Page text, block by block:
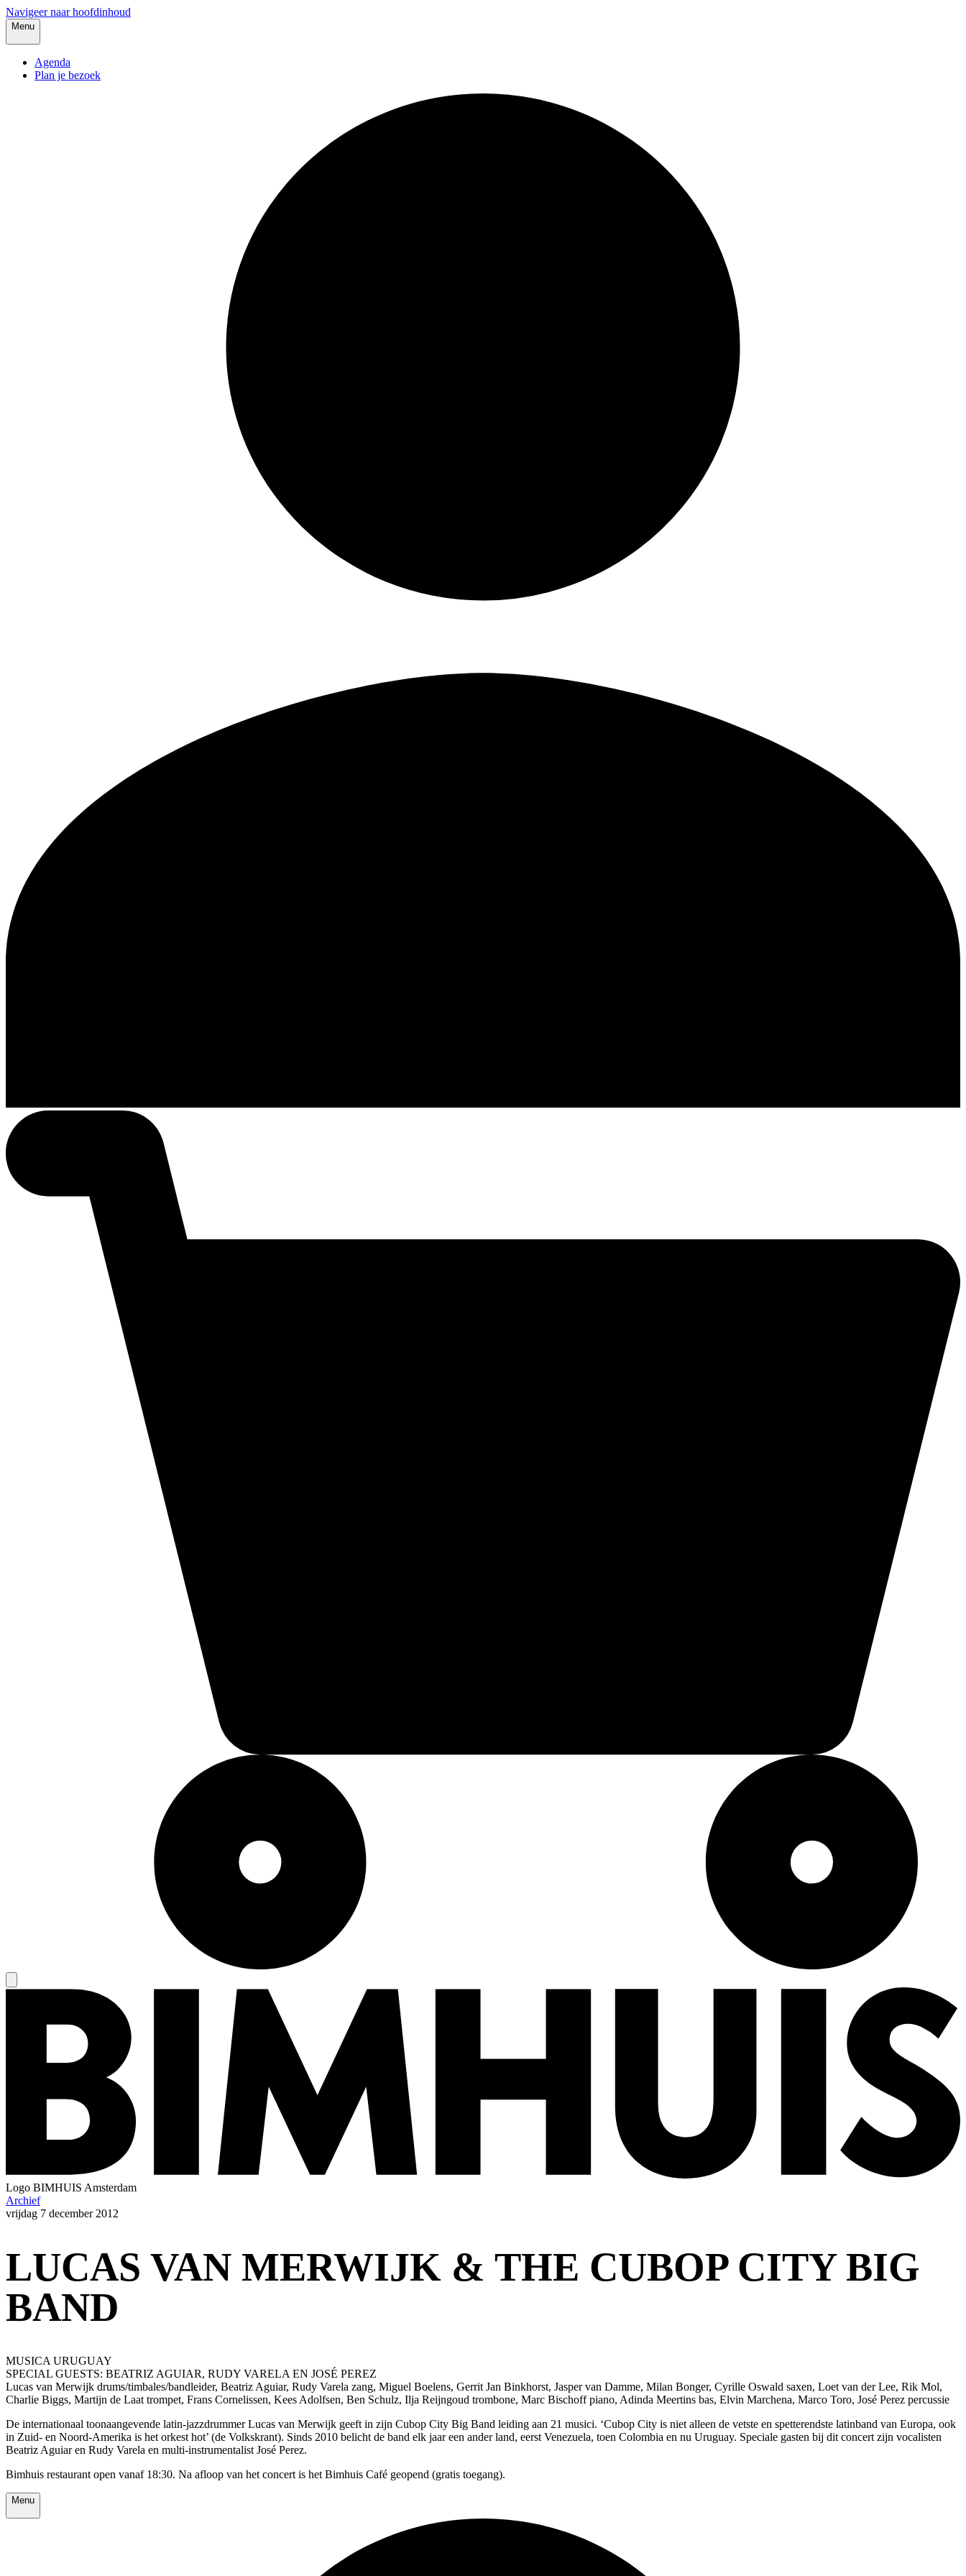
Navigeer naar hoofdinhoud
Menu
Agenda
Plan je bezoek
Logo BIMHUIS Amsterdam
Archief
vrijdag 7 december 2012
LUCAS VAN MERWIJK & THE CUBOP CITY BIG
BAND
MUSICA URUGUAY
SPECIAL GUESTS: BEATRIZ AGUIAR, RUDY VARELA EN JOSÉ PEREZ
Lucas van Merwijk drums/timbales/bandleider, Beatriz Aguiar, Rudy Varela zang, Miguel Boelens, Gerrit Jan Binkhorst, Jasper van Damme, Milan Bonger, Cyrille Oswald saxen, Loet van der Lee, Rik Mol,
Charlie Biggs, Martijn de Laat trompet, Frans Cornelissen, Kees Adolfsen, Ben Schulz, Ilja Reijngoud trombone, Marc Bischoff piano, Adinda Meertins bas, Elvin Marchena, Marco Toro, José Perez percussie
De internationaal toonaangevende latin-jazzdrummer Lucas van Merwijk geeft in zijn Cubop City Big Band leiding aan 21 musici. ‘Cubop City is niet alleen de vetste en spetterendste latinband van Europa, ook
in Zuid- en Noord-Amerika is het orkest hot’ (de Volkskrant). Sinds 2010 belicht de band elk jaar een ander land, eerst Venezuela, toen Colombia en nu Uruguay. Speciale gasten bij dit concert zijn vocalisten
Beatriz Aguiar en Rudy Varela en multi-instrumentalist José Perez.
Bimhuis restaurant open vanaf 18:30. Na afloop van het concert is het Bimhuis Café geopend (gratis toegang).
Menu